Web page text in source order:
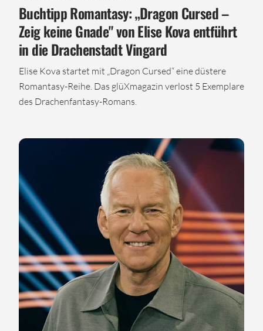
Buchtipp Romantasy: „Dragon Cursed –
Zeig keine Gnade" von Elise Kova entführt
in die Drachenstadt Vingard
Elise Kova startet mit „Dragon Cursed“ eine düstere
Romantasy-Reihe. Das glüXmagazin verlost 5 Exemplare
des Drachenfantasy-Romans.